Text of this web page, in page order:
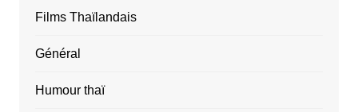
Films Thaïlandais
Général
Humour thaï